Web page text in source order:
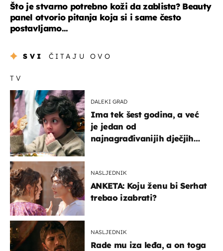
Što je stvarno potrebno koži da zablista? Beauty
panel otvorio pitanja koja si i same često
postavljamo...
SVI ČITAJU OVO
TV
DALEKI GRAD
Ima tek šest godina, a već
je jedan od
najnagrađivanijih dječjih
NASLJEDNIK
ANKETA: Koju ženu bi Serhat
trebao izabrati?
NASLJEDNIK
Rade mu iza leđa, a on toga